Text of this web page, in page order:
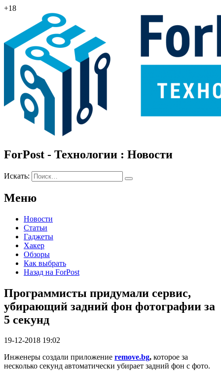
+18
ForPost - Технологии : Новости
Искать:
Меню
Новости
Статьи
Гаджеты
Хакер
Обзоры
Как выбрать
Назад на ForPost
Программисты придумали сервис,
убирающий задний фон фотографии за
5 секунд
19-12-2018 19:02
Инженеры создали приложение remove.bg, которое за
несколько секунд автоматически убирает задний фон с фото.